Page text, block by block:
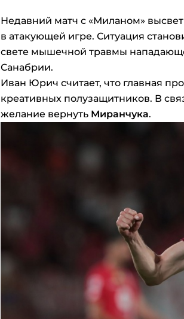
Недавний матч с «Миланом»
в атакующей игре. Ситуация
свете мышечной травмы
Санабрии.
Иван Юрич считает, что главная
креативных полузащитников. В
желание вернуть Миранчука.